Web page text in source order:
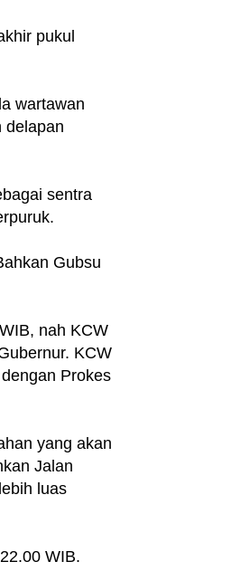
pukul
wartawan
delapan
sentra
Gubsu
nah KCW
KCW
Prokes
yang akan
Jalan
luas
WIB.